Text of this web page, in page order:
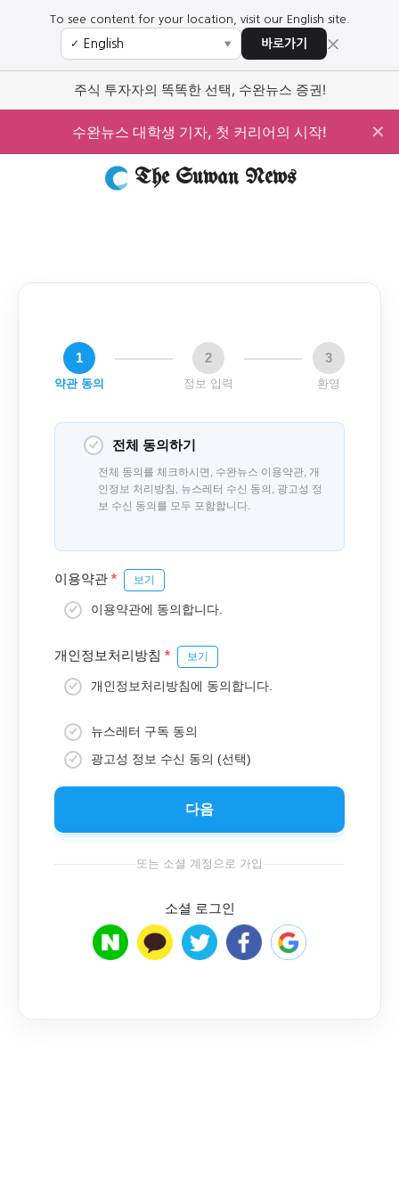
To see content for your location, visit our English site.
✓ ▼ 바로가기 ×
주식 투자자의 똑똑한 선택, 수완뉴스 증권!
수완뉴스 대학생 기자, 첫 커리어의 시작! ✕
The Suwan News
1
약관 동의
2
정보 입력
3
환영
전체 동의하기
전체 동의를 체크하시면, 수완뉴스 이용약관, 개
인정보 처리방침, 뉴스레터 수신 동의, 광고성 정
보 수신 동의를 모두 포함합니다.
이용약관 * 보기
이용약관에 동의합니다.
개인정보처리방침 * 보기
개인정보처리방침에 동의합니다.
뉴스레터 구독 동의
광고성 정보 수신 동의 (선택)
다음
또는 소셜 계정으로 가입
소셜 로그인